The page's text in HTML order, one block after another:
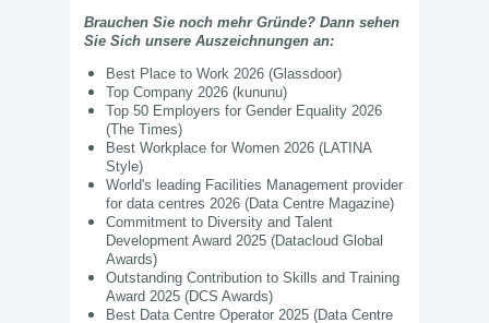
Brauchen Sie noch mehr Gründe? Dann sehen
Sie Sich unsere Auszeichnungen an:
Best Place to Work 2026 (Glassdoor)
Top Company 2026 (kununu)
Top 50 Employers for Gender Equality 2026
(The Times)
Best Workplace for Women 2026 (LATINA
Style)
World's leading Facilities Management provider
for data centres 2026 (Data Centre Magazine)
Commitment to Diversity and Talent
Development Award 2025 (Datacloud Global
Awards)
Outstanding Contribution to Skills and Training
Award 2025 (DCS Awards)
Best Data Centre Operator 2025 (Data Centre